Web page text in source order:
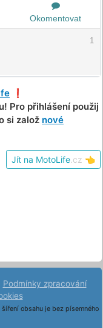
Okomentovat
1
❗️
Pro přihlášení použij
si založ nové
Jít na MotoLife .cz 👈
Podmínky zpracování
obsahu je bez písemného